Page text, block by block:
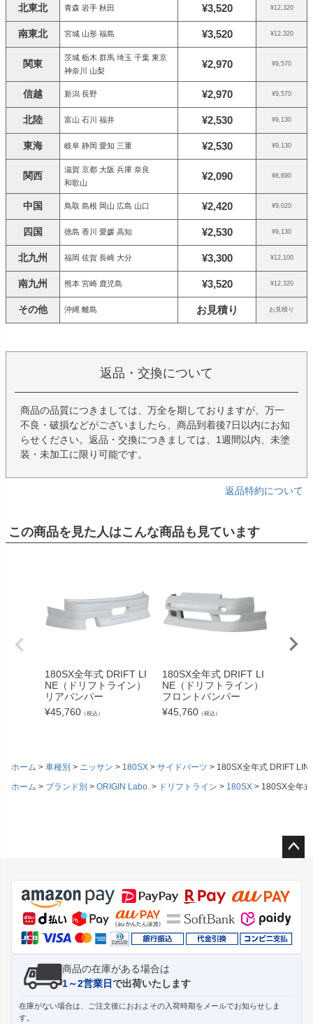
北東北 青森 岩手 秋田 ¥3,520 ¥12,320
南東北 宮城 山形 福島 ¥3,520 ¥12,320
関東
茨城 栃木 群馬 埼玉 千葉 東京
神奈川 山梨
¥2,970 ¥9,570
信越 新潟 長野 ¥2,970 ¥9,570
北陸 富山 石川 福井 ¥2,530 ¥9,130
東海 岐阜 静岡 愛知 三重 ¥2,530 ¥9,130
関西
滋賀 京都 大阪 兵庫 奈良
和歌山
¥2,090 ¥8,690
中国 鳥取 島根 岡山 広島 山口 ¥2,420 ¥9,020
四国 徳島 香川 愛媛 高知 ¥2,530 ¥9,130
北九州 福岡 佐賀 長崎 大分 ¥3,300 ¥12,100
南九州 熊本 宮崎 鹿児島 ¥3,520 ¥12,320
その他 沖縄 離島 お見積り お見積り
返品・交換について
商品の品質につきましては、万全を期しておりますが、万一
不良・破損などがございましたら、商品到着後7日以内にお知
らせください。返品・交換につきましては、1週間以内、未塗
装・未加工に限り可能です。
返品特約について
この商品を見た人はこんな商品も見ています
180SX全年式 DRIFT LI
NE（ドリフトライン）
リアバンパー
¥45,760 （税込）
180SX全年式 DRIFT LI
NE（ドリフトライン）
フロントバンパー
¥45,760 （税込）
ホーム 車種別 ニッサン 180SX サイドパーツ
180SX全年式 DRIFT
ホーム
ブランド別 ORIGIN Labo. ドリフトライン 180SX 180SX全年
ジト
ップ
へ
商品の在庫がある場合は
1～2営業日で出荷いたします
在庫がない場合は、ご注文後におおよその入荷時期をメールでお知らせしま
す。